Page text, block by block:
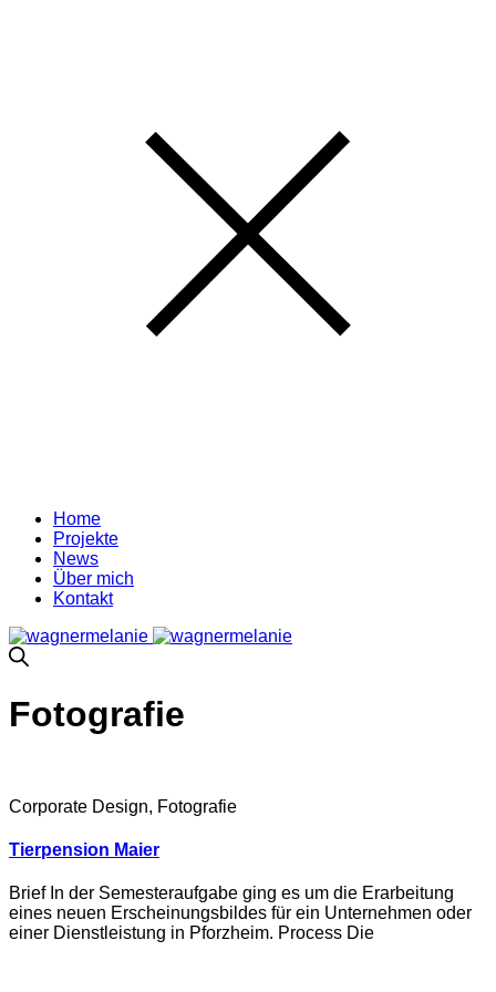
Home
Projekte
News
Über mich
Kontakt
Fotografie
Corporate Design, Fotografie
Tierpension Maier
Brief In der Semesteraufgabe ging es um die Erarbeitung
eines neuen Erscheinungsbildes für ein Unternehmen oder
einer Dienstleistung in Pforzheim. Process Die